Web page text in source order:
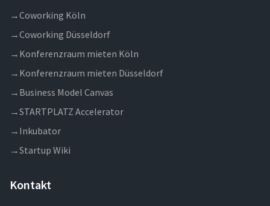
→Coworking Köln
→Coworking Düsseldorf
→ Konferenzraum mieten Köln
→ Konferenzraum mieten Düsseldorf
→ Business Model Canvas
→STARTPLATZ Accelerator
→ Inkubator
→Startup Wiki
Kontakt